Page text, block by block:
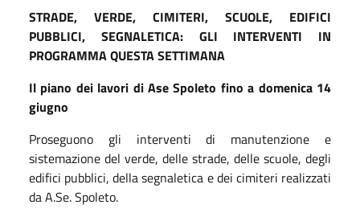
STRADE, VERDE, CIMITERI, SCUOLE, EDIFICI
PUBBLICI, SEGNALETICA: GLI INTERVENTI IN
PROGRAMMA QUESTA SETTIMANA
Il piano dei lavori di Ase Spoleto fino a domenica 14
giugno
Proseguono gli interventi di manutenzione e
sistemazione del verde, delle strade, delle scuole, degli
edifici pubblici, della segnaletica edei cimiteri realizzati
da A.Se. Spoleto.